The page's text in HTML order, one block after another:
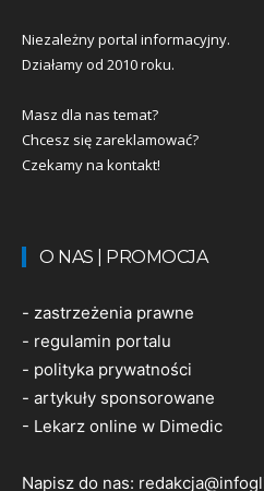
Niezależny portal informacyjny.
Działamy od 2010 roku.
Masz dla nas temat?
Chcesz się zareklamować?
Czekamy na kontakt!
O NAS | PROMOCJA
- zastrzeżenia prawne
- regulamin portalu
- polityka prywatności
- artykuły sponsorowane
- Lekarz online w Dimedic
Napisz do nas: